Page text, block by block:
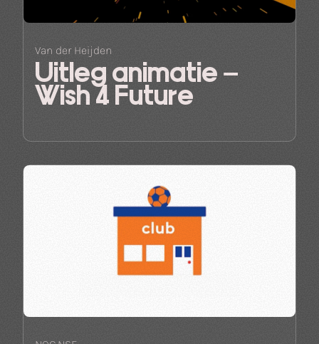
Van der Heijden
Uitleg animatie –
Wish 4 Future